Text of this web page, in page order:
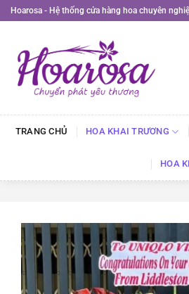
Bỏ
qua
dung
Hoarosa - Hệ thống cửa hàng hoa chuyên
TRANG CHỦ HOA KHAI TRƯƠNG
HOA